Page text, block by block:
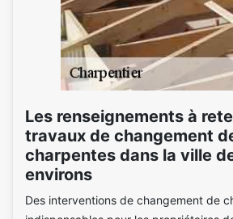
Les renseignements à
travaux de changement
charpentes dans la ville
environs
Des interventions de changement de